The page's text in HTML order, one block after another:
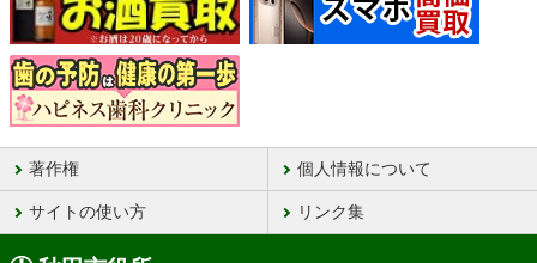
著作権 個人情報について
サイトの使い方 リンク集